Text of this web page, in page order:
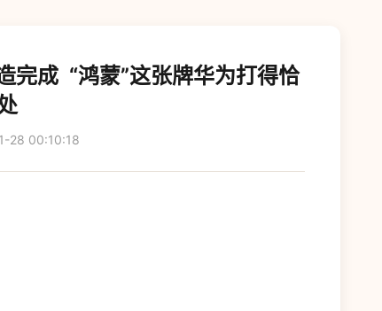
完成 “鸿蒙”这张牌华为打得恰
28 00:10:18